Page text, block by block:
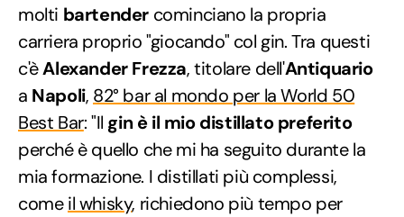
molti bartender cominciano la propria
carriera proprio "giocando" col gin. Tra questi
c'èAlexander Frezza, titolare dell'Antiquario
a Napoli, 82° bar al mondo per la World 50
Best Bar: "Il gin è il mio distillato preferito
perché è quello che mi ha seguito durante la
mia formazione. I distillati più complessi,
comeil whisky, richiedono più tempo per